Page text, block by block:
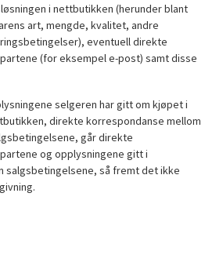
i nettbutikken (herunder blant
art, mengde, kvalitet, andre
eventuell direkte
(for eksempel e-post) samt disse
selgeren har gitt om kjøpet i
direkte korrespondanse mellom
går direkte
og opplysningene gitt i
salgsbetingelsene, så fremt det ikke